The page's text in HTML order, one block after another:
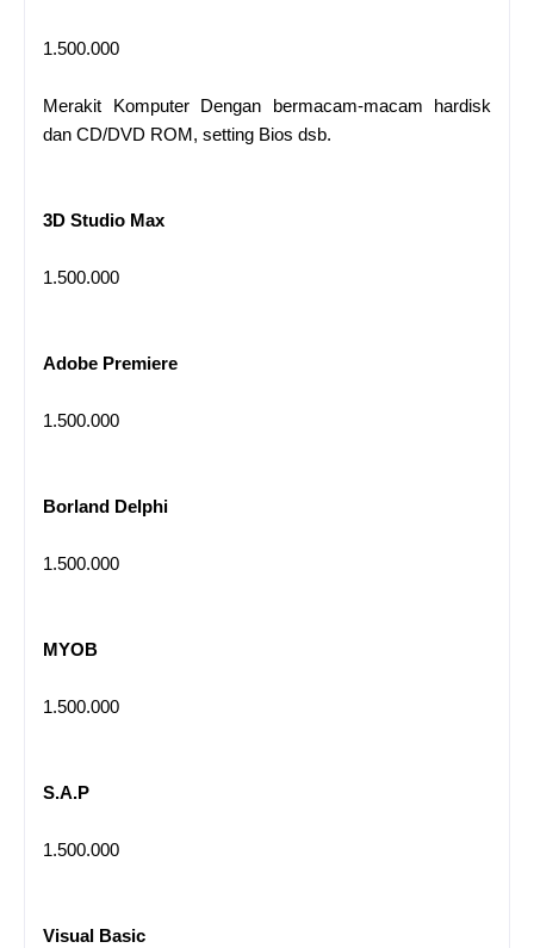
1.500.000
Merakit Komputer Dengan bermacam-macam hardisk
dan CD/DVD ROM, setting Bios dsb.
3D Studio Max
1.500.000
Adobe Premiere
1.500.000
Borland Delphi
1.500.000
MYOB
1.500.000
S.A.P
1.500.000
Visual Basic